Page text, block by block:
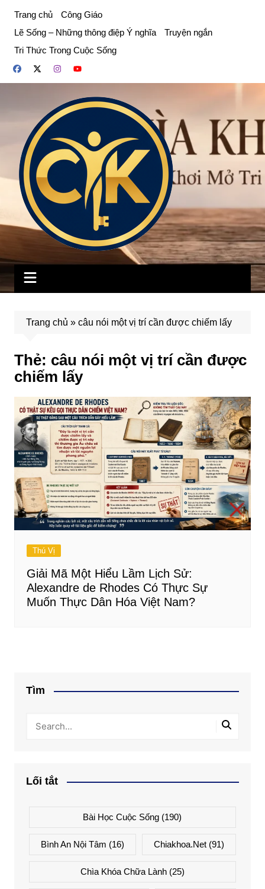
phần
dung
Trang chủ
Công Giáo
Lẽ Sống – Những thông điệp Ý nghĩa
Truyện ngắn
Tri Thức Trong Cuộc Sống
Trang chủ » câu nói một vị trí cần được chiếm lấy
Thẻ: câu nói một vị trí cần được
chiếm lấy
Thú Vị
Giải Mã Một Hiểu Lầm Lịch Sử:
Alexandre de Rhodes Có Thực Sự
Muốn Thực Dân Hóa Việt Nam?
Tìm
Lối tắt
Bài Học Cuộc Sống (190)
Bình An Nội Tâm (16) Chiakhoa.net (91)
Chìa Khóa Chữa Lành(25)